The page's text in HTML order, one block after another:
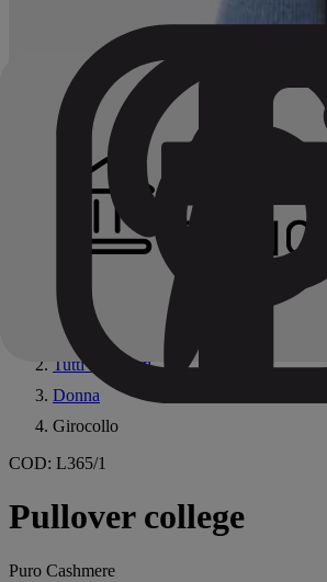
Home
Tutti i prodotti
Donna
Girocollo
COD: L365/1
Pullover college
Puro Cashmere